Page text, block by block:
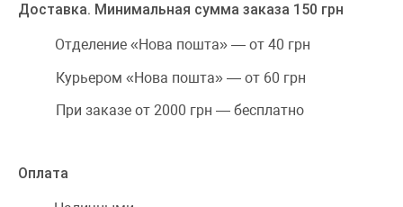
Доставка. Минимальная сумма заказа 150 грн
Отделение «Нова пошта» — от 40 грн
Курьером «Нова пошта» — от 60 грн
При заказе от 2000 грн — бесплатно
Оплата